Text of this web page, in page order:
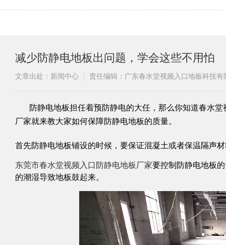
减少防静电地板出问题，学会这些不用怕
文章出处：新闻中心 责任编辑：广东春水堂视频入口地板科技
​防静电地板担任着预防静电的大任，那么你知道春水
厂家就来教大家如何保障防静电地板的质量。
首先防静电地板铺设的时候，要保证混凝土或者保温隔声材
东莞市春水堂视频入口 防静​电地板厂家要控制防静电地板的含
的潮湿导致地板鼓起来。